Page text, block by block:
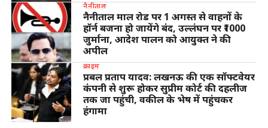
नैनीताल
नैनीताल माल रोड पर 1 अगस्त से वाहनों के
हॉर्न बजना हो जायेंगे बंद, उल्लंघन पर ₹1000
जुर्माना, आदेश पालन को आयुक्त ने की
अपील
क्राइम
प्रबल प्रताप यादव: लखनऊ की एक सॉफ्टवेयर
कंपनी से शुरू होकर सुप्रीम कोर्ट की दहलीज
तक जा पहुंची, वकील के भेष में पहुंचकर
हंगामा